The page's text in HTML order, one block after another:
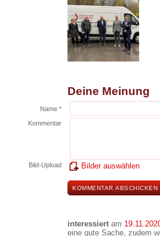
Deine Meinung
Name *
Kommentar
Bild-Upload Bilder auswählen
interessiert am
eine gute Sache, zudem